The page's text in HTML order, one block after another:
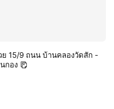
ย 15/9 ถนน บ้านคลองวัดสัก -
กอง